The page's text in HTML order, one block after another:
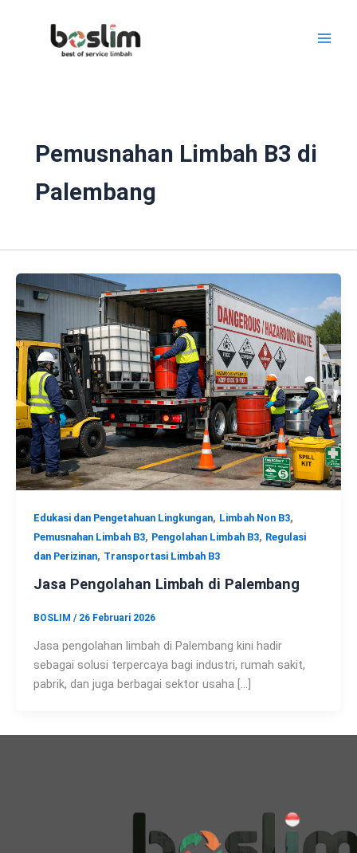
Pemusnahan Limbah B3 di
Palembang
Edukasi dan Pengetahuan Lingkungan, Limbah Non B3,
Pemusnahan Limbah B3, Pengolahan Limbah B3, Regulasi
dan Perizinan, Transportasi Limbah B3
Jasa Pengolahan Limbah di Palembang
BOSLIM / 26 Februari 2026
Jasa pengolahan limbah di Palembang kini hadir
sebagai solusi terpercaya bagi industri, rumah sakit,
pabrik, dan juga berbagai sektor usaha […]